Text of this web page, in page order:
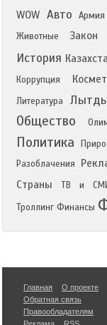
WOW Авто Армия
Животные
Закон
История
Коррупция
Литература
Общество
Политика
Разоблачения
Страны
ТВ и
Троллинг Финансы
Главная
О проекте
Обратная связь
Правообладателям